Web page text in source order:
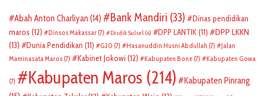
Abah Anton Charliyan (14) Bank Mandiri (33)
Dinas pendidikan
maros (12) Dinsos Makassar (7) Disdik Sulsel (6) DPP LANTIK(11)
DPP LKKN
(13)
Dunia Pendidikan (11) G20 (7) Hasanuddin Husni Abdullah (7)
Jalan
Maminasata Maros (7) Kabinet Jokowi (12) Kabupaten Bone (7) Kabupaten Gowa
(7) Kabupaten Maros (214)
Kabupaten Pinrang